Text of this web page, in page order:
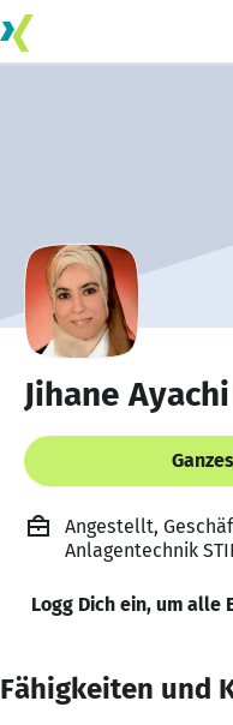
Jihane Ayachi
Angestellt,
Anlagentechnik
Logg Dich ein, um alle
Fähigkeiten und